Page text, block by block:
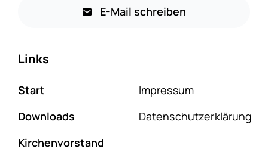
E-Mail schreiben
Links
Start
Downloads
Kirchenvorstand
Impressum
Datenschutzerklärung